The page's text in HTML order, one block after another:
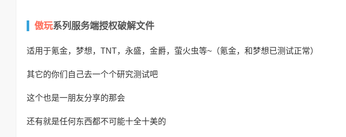
傲玩系列服务端授权破解文件
适用于氪金，梦想，TNT，永盛，金爵，萤火虫等~（氪金，和梦想已测试正常）
其它的你们自己去一个个研究测试吧
这个也是一朋友分享的那会
还有就是任何东西都不可能十全十美的